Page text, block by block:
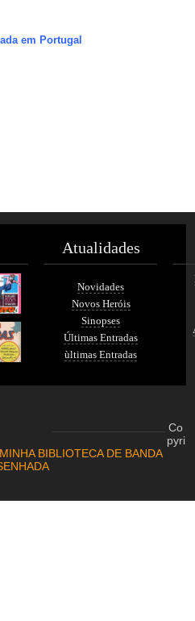
em Portugal
Atualidades
Novidades
Novos Heróis
Sinopses
Últimas Entradas
ùltimas Entradas
Co
pyri
BIBLIOTECA DE BANDA